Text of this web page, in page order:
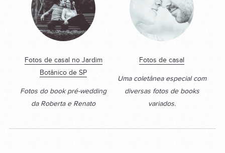
Fotos de casal no Jardim
Botânico de SP
Fotos do book pré-wedding
da Roberta e Renato
Fotos de casal
Uma coletânea especial com
diversas fotos de books
variados.